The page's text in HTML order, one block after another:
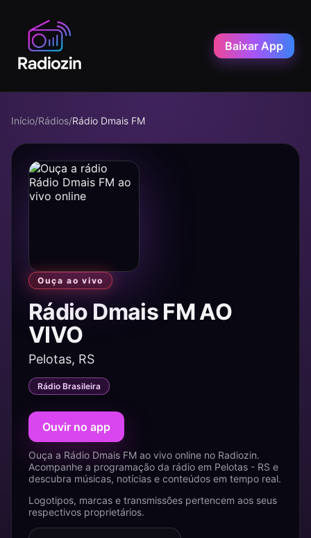
Baixar App
Início/Rádios/Rádio Dmais FM
Ouça ao vivo
Rádio Dmais FM AO
VIVO
Pelotas, RS
Rádio Brasileira
Ouvir no app
Ouça a Rádio Dmais FM ao vivo online no Radiozin.
Acompanhe a programação da rádio em Pelotas - RS e
descubra músicas, notícias e conteúdos em tempo real.
Logotipos, marcas e transmissões pertencem aos seus
respectivos proprietários.